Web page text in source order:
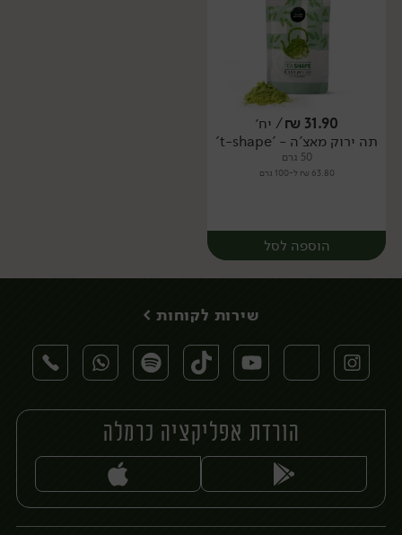
31.90
₪/ יח׳
תה ירוק מאצ'ה - 't-shape'
50 גרם
63.80 ₪ ל-100 גרם
הוספה לסל
יח׳
שירות לקוחות >
הורדת אפליקציה כרמלה